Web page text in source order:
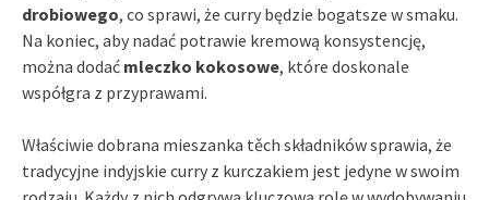
drobiowego, co sprawi, że curry będzie bogatsze w smaku.
Na koniec, aby nadać potrawie kremową konsystencję,
można dodać mleczko kokosowe, które doskonale
współgra z przyprawami.
Właściwie dobrana mieszanka těch składników sprawia, że
tradycyjne indyjskie curry z kurczakiem jest jedyne w swoim